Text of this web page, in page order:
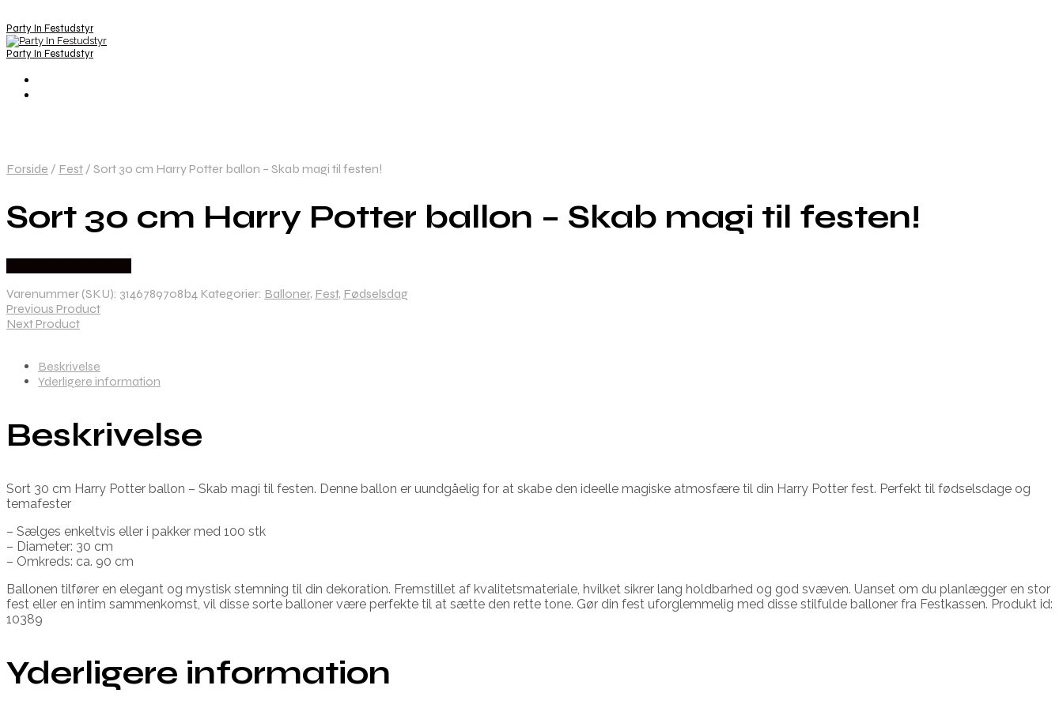
Party In Festudstyr
Party In Festudstyr
Forside / Fest / Sort 30 cm Harry Potter ballon – Skab magi til festen!
Sort 30 cm Harry Potter ballon – Skab magi til festen!
Varenummer (SKU): 3146789708b4 Kategorier: Balloner, Fest, Fødselsdag
Previous Product
Next Product
Beskrivelse
Yderligere information
Beskrivelse
Sort 30 cm Harry Potter ballon – Skab magi til festen. Denne ballon er uundgåelig for at skabe den ideelle magiske atmosfære til din Harry Potter fest. Perfekt til fødselsdage og
temafester
– Sælges enkeltvis eller i pakker med 100 stk
– Diameter: 30 cm
– Omkreds: ca. 90 cm
Ballonen tilfører en elegant og mystisk stemning til din dekoration. Fremstillet af kvalitetsmateriale, hvilket sikrer lang holdbarhed og god svæven. Uanset om du planlægger en stor
fest eller en intim sammenkomst, vil disse sorte balloner være perfekte til at sætte den rette tone. Gør din fest uforglemmelig med disse stilfulde balloner fra Festkassen. Produkt id:
10389
Yderligere information